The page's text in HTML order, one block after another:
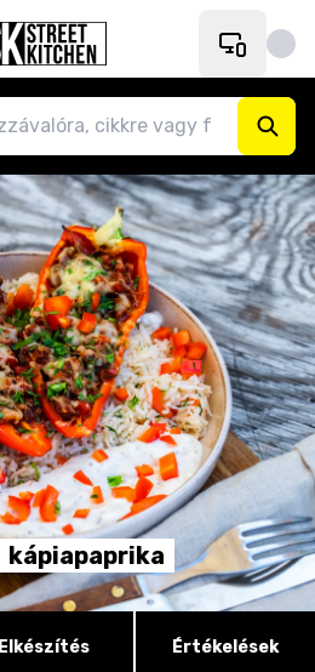
kápiapaprika
Elkészítés Értékelések